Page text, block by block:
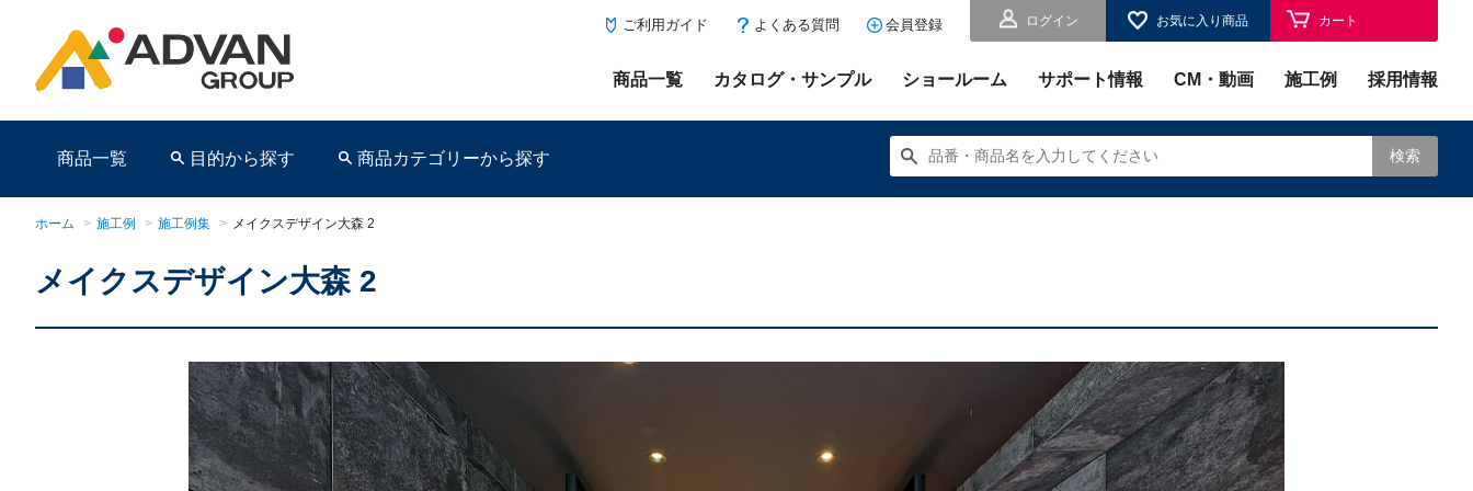
ログイン お気に入り商品 カート
ご利用ガイド よくある質問 会員登録
商品一覧 カタログ・サンプル ショールーム サポート情報 CM・動画 施工例 採用情報
商品一覧 目的から探す 商品カテゴリーから探す 検索
ホーム > 施工例 > 施工例集 > メイクスデザイン大森 2
メイクスデザイン大森 2